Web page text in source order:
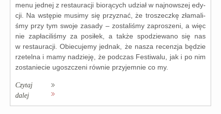
menu jed­nej z restau­ra­cji bio­rą­cych udział w naj­now­szej edy­
cji. Na wstę­pie musi­my się przy­znać, że tro­szecz­kę zła­ma­li­
śmy przy tym swo­je zasa­dy – zosta­li­śmy zapro­sze­ni, a więc
nie zapła­ci­li­śmy za posi­łek, a tak­że spo­dzie­wa­no się nas
w restau­ra­cji. Obiecujemy jed­nak, że nasza recen­zja będzie
rze­tel­na i mamy nadzie­ję, że pod­czas Festiwalu, jak i po nim
zosta­nie­cie ugosz­cze­ni rów­nie przy­jem­nie co my.
Czytaj
dalej